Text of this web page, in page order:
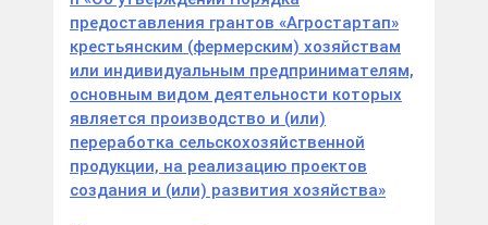
предоставления грантов «Агростартап»
крестьянским (фермерским) хозяйствам
или индивидуальным предпринимателям,
основным видом деятельности которых
является производство и (или)
переработка сельскохозяйственной
продукции, на реализацию проектов
создания и (или) развития хозяйства»